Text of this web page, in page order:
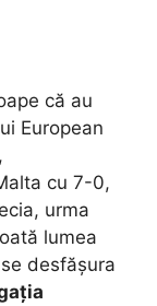
că au
European
cu 7-0,
urma
lumea
desfășura